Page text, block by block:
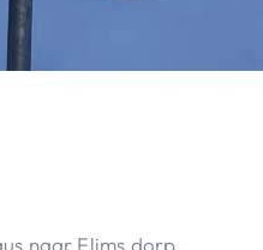
naar Flims dorp.